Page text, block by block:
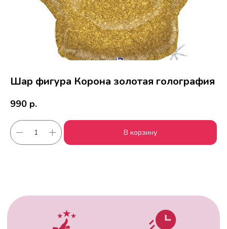
Шар фигура Корона золотая голография
990 р.
В корзину
Работаем с 2010 года
Срочная доставка
Гарантия качества